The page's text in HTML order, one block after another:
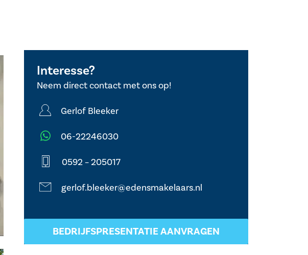
Interesse?
Neem direct contact met ons op!
Gerlof Bleeker
06-22246030
0592 – 205017
gerlof.bleeker@edensmakelaars.nl
BEDRIJFSPRESENTATIE AANVRAGEN